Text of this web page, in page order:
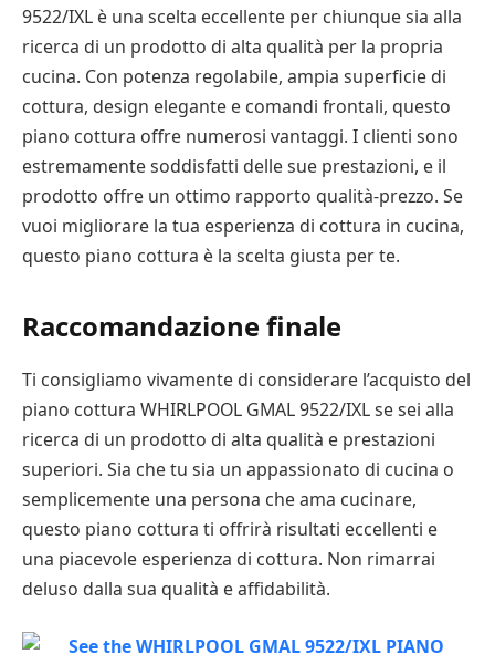
9522/IXL è una scelta eccellente per chiunque sia alla
ricerca di un prodotto di alta qualità per la propria
cucina. Con potenza regolabile, ampia superficie di
cottura, design elegante e comandi frontali, questo
piano cottura offre numerosi vantaggi. I clienti sono
estremamente soddisfatti delle sue prestazioni, e il
prodotto offre un ottimo rapporto qualità-prezzo. Se
vuoi migliorare la tua esperienza di cottura in cucina,
questo piano cottura è la scelta giusta per te.
Raccomandazione finale
Ti consigliamo vivamente di considerare l’acquisto del
piano cottura WHIRLPOOL GMAL 9522/IXL se sei alla
ricerca di un prodotto di alta qualità e prestazioni
superiori. Sia che tu sia un appassionato di cucina o
semplicemente una persona che ama cucinare,
questo piano cottura ti offrirà risultati eccellenti e
una piacevole esperienza di cottura. Non rimarrai
deluso dalla sua qualità e affidabilità.